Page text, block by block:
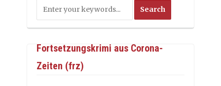
Fortsetzungskrimi aus Corona-
Zeiten (frz)